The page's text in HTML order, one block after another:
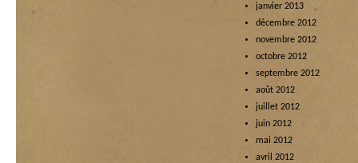
janvier 2013
décembre 2012
novembre 2012
octobre 2012
septembre 2012
août 2012
juillet 2012
juin 2012
mai 2012
avril 2012